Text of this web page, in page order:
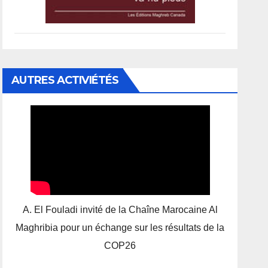
AUTRES ACTIVIÉTÉS
A. El Fouladi invité de la Chaîne Marocaine Al
Maghribia pour un échange sur les résultats de la
COP26